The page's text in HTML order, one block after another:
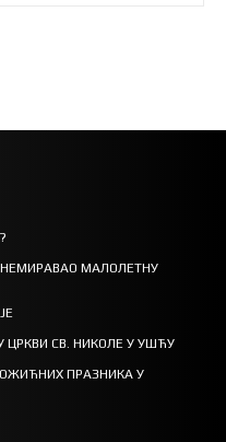
МАЛОЛЕТНУ
СВ. НИКОЛЕ У УШЋУ
ПРАЗНИКА У